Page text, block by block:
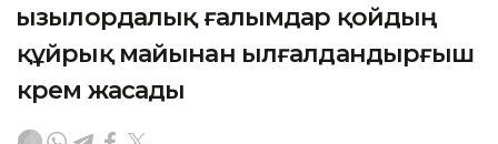
Қызылордалық ғалымдар қойдың
құйрық майынан ылғалдандырғыш
крем жасады